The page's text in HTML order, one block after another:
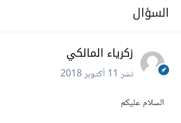
السؤال
زكرياء المالكي
نشر11 أكتوبر 2018
السلام عليكم